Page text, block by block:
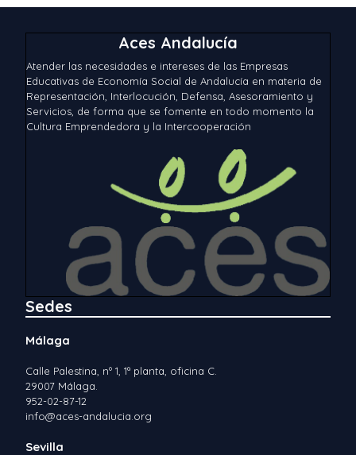
Aces Andalucía
Atender las necesidades e intereses de las Empresas
Educativas de Economía Social de Andalucía en materia de
Representación, Interlocución, Defensa, Asesoramiento y
Servicios, de forma que se fomente en todo momento la
Cultura Emprendedora y la Intercooperación
Sedes
Málaga
Calle Palestina, nº 1, 1ª planta, oficina C.
29007 Málaga.
952-02-87-12
info@aces-andalucia.org
Sevilla